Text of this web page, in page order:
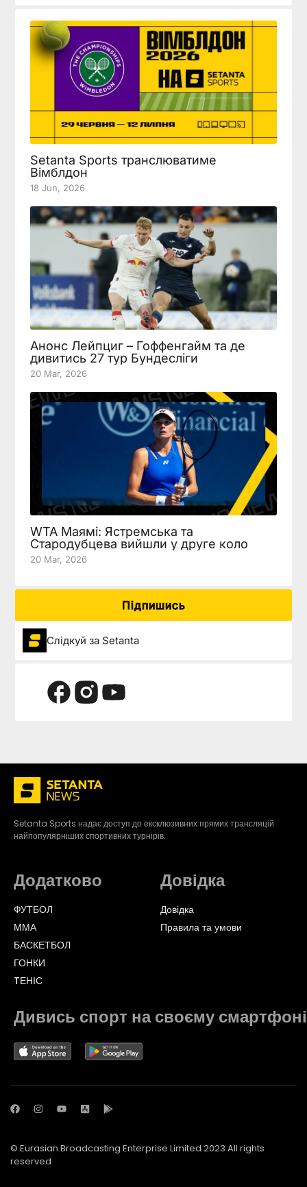
Setanta Sports транслюватиме
Вімблдон
18 Jun, 2026
Анонс Лейпциг – Гоффенгайм та де
дивитись 27 тур Бундесліги
20 Mar, 2026
WTA Маямі: Ястремська та
Стародубцева вийшли у друге коло
20 Mar, 2026
Підпишись
Слідкуй за Setanta
Setanta Sports надає доступ до ексклюзивних прямих трансляцій
найпопулярніших спортивних турнірів.
Додатково
ФУТБОЛ
ММА
БАСКЕТБОЛ
ГОНКИ
TЕНІС
Довідка
Довідка
Правила та умови
Дивись спорт на своєму смартфоні
© Eurasian Broadcasting Enterprise Limited 2023 All rights
reserved